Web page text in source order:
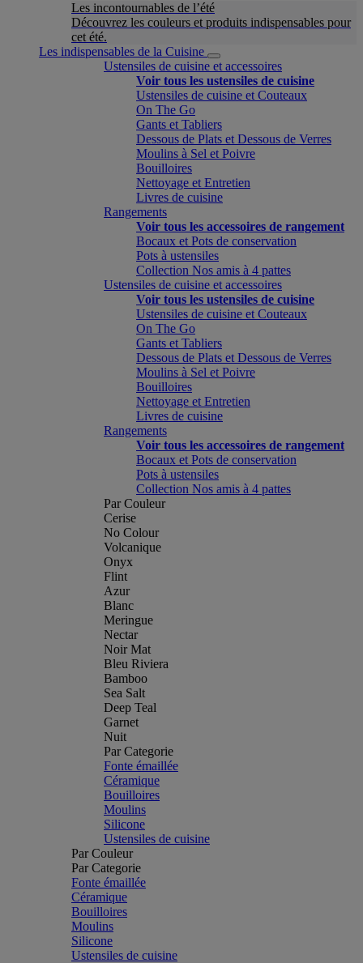
Les incontournables de l’été
Découvrez les couleurs et produits indispensables pour
cet été.
Les indispensables de la Cuisine
Ustensiles de cuisine et accessoires
Voir tous les ustensiles de cuisine
Ustensiles de cuisine et Couteaux
On The Go
Gants et Tabliers
Dessous de Plats et Dessous de Verres
Moulins à Sel et Poivre
Bouilloires
Nettoyage et Entretien
Livres de cuisine
Rangements
Voir tous les accessoires de rangement
Bocaux et Pots de conservation
Pots à ustensiles
Collection Nos amis à 4 pattes
Ustensiles de cuisine et accessoires
Voir tous les ustensiles de cuisine
Ustensiles de cuisine et Couteaux
On The Go
Gants et Tabliers
Dessous de Plats et Dessous de Verres
Moulins à Sel et Poivre
Bouilloires
Nettoyage et Entretien
Livres de cuisine
Rangements
Voir tous les accessoires de rangement
Bocaux et Pots de conservation
Pots à ustensiles
Collection Nos amis à 4 pattes
Par Couleur
Cerise
No Colour
Volcanique
Onyx
Flint
Azur
Blanc
Meringue
Nectar
Noir Mat
Bleu Riviera
Bamboo
Sea Salt
Deep Teal
Garnet
Nuit
Par Categorie
Fonte émaillée
Céramique
Bouilloires
Moulins
Silicone
Ustensiles de cuisine
Par Couleur
Par Categorie
Fonte émaillée
Céramique
Bouilloires
Moulins
Silicone
Ustensiles de cuisine